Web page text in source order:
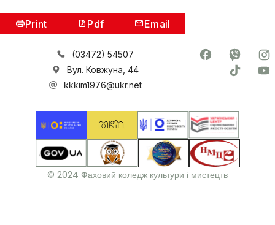
Print Pdf Email
(03472) 54507
Вул. Ковжуна, 44
kkkim1976@ukr.net
© 2024 Фаховий коледж культури і мистецтв